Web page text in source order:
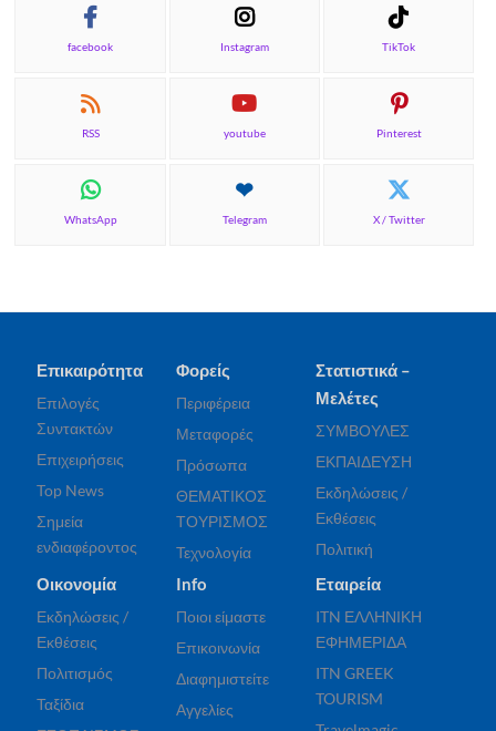
facebook Instagram TikTok
RSS youtube Pinterest
WhatsApp Telegram X / Twitter
Επικαιρότητα
Επιλογές
Συντακτών
Επιχειρήσεις
Top News
Σημεία
ενδιαφέροντος
Φορείς
Περιφέρεια
Μεταφορές
Πρόσωπα
ΘΕΜΑΤΙΚΟΣ
ΤΟΥΡΙΣΜΟΣ
Τεχνολογία
Στατιστικά –
Μελέτες
ΣΥΜΒΟΥΛΕΣ
ΕΚΠΑΙΔΕΥΣΗ
Εκδηλώσεις /
Εκθέσεις
Πολιτική
Οικονομία
Εκδηλώσεις /
Εκθέσεις
Πολιτισμός
Ταξίδια
Info
Ποιοι είμαστε
Επικοινωνία
Διαφημιστείτε
Αγγελίες
Εταιρεία
ITN ΕΛΛΗΝΙΚΗ
ΕΦΗΜΕΡΙΔΑ
ITN GREEK
TOURISM